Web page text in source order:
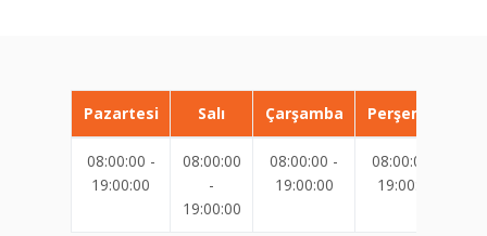
Pazartesi Salı Çarşamba Perşembe
08:00:00 -
19:00:00
08:00:00
-
19:00:00
08:00:00 -
19:00:00
08:00:00 -
19:00:00